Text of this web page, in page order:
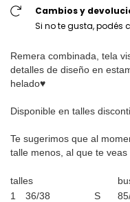
Cambios y
Si no te gusta, podés
Remera combinada, tela
detalles de diseño en
helado♥
Disponible en talles
Te sugerimos que al
talle menos, al que te veas
talles
1
36/38 S